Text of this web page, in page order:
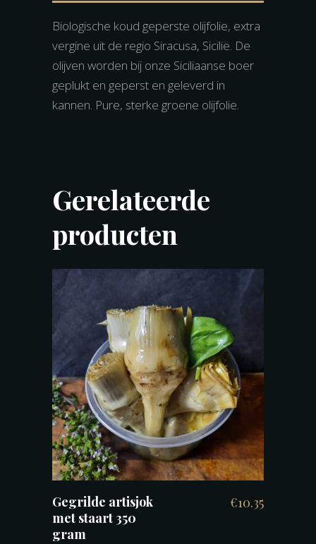
Biologische koud geperste olijfolie, extra
vergine uit de regio Siracusa, Sicilië. De
olijven worden bij onze Siciliaanse boer
geplukt en geperst en geleverd in
kannen. Pure, sterke groene olijfolie.
Gerelateerde
producten
TOEVOEGEN AAN WINKELWAGEN
Gegrilde artisjok
met staart 350
gram
€10.35